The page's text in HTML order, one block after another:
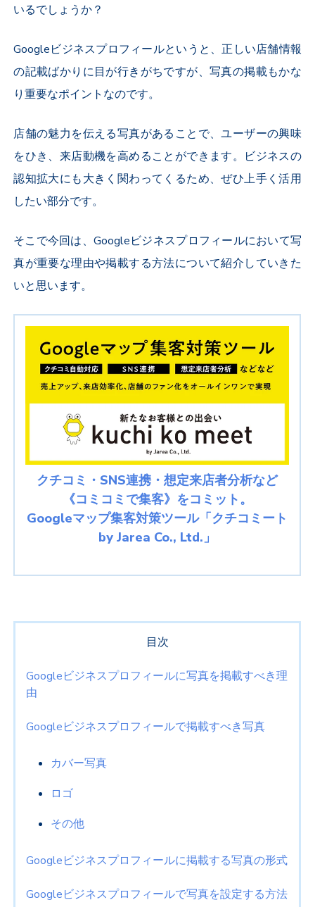
いるでしょうか？
Googleビジネスプロフィールというと、正しい店舗情報
の記載ばかりに目が行きがちですが、写真の掲載もかな
り重要なポイントなのです。
店舗の魅力を伝える写真があることで、ユーザーの興味
をひき、来店動機を高めることができます。ビジネスの
認知拡大にも大きく関わってくるため、ぜひ上手く活用
したい部分です。
そこで今回は、Googleビジネスプロフィールにおいて写
真が重要な理由や掲載する方法について紹介していきた
いと思います。
クチコミ・SNS連携・想定来店者分析など
《コミコミで集客》をコミット。
Googleマップ集客対策ツール「クチコミート
by Jarea Co., Ltd.」
目次
Googleビジネスプロフィールに写真を掲載すべき理
由
Googleビジネスプロフィールで掲載すべき写真
カバー写真
ロゴ
その他
Googleビジネスプロフィールに掲載する写真の形式
Googleビジネスプロフィールで写真を設定する方法